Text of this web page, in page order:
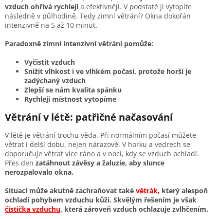
vzduch ohřívá rychleji a efektivněji. V podstatě ji vytopíte
následně v půlhodině. Tedy zimní větrání? Okna dokořán
intenzivně na 5 až 10 minut.
Paradoxně zimní intenzivní větrání pomůže:
Vyčistit vzduch
Snížit vlhkost i ve vlhkém počasí, protože horší je
zadýchaný vzduch
Zlepší se nám kvalita spánku
Rychleji místnost vytopíme
Větrání v létě: patřičné načasování
V létě je větrání trochu věda. Při normálním počasí můžete
větrat i delší dobu, nejen nárazově. V horku a vedrech se
doporučuje větrat více ráno a v noci, kdy se vzduch ochladí.
Přes den zatáhnout závěsy a žaluzie, aby slunce
nerozpalovalo okna.
Situaci může akutně zachraňovat také větrák, který alespoň
ochladí pohybem vzduchu kůži. Skvělým řešením je však
čistička vzduchu, která zároveň vzduch ochlazuje zvlhčením.